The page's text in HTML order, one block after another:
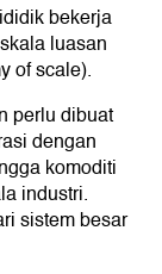
bekerja
luasan
of scale).
perlu dibuat
dengan
komoditi
industri.
sistem besar